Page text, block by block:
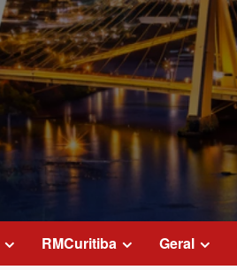
RMCuritiba Geral